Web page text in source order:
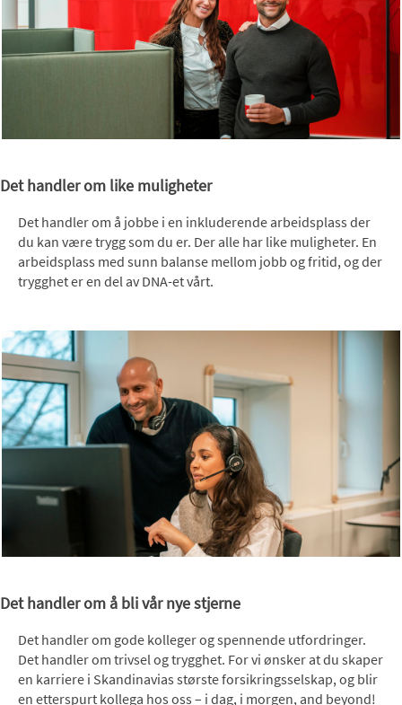
Det handler om like muligheter
Det handler om å jobbe i en inkluderende arbeidsplass der
du kan være trygg som du er. Der alle har like muligheter. En
arbeidsplass med sunn balanse mellom jobb og fritid, og der
trygghet er en del av DNA-et vårt.
Det handler om å bli vår nye stjerne
Det handler om gode kolleger og spennende utfordringer.
Det handler om trivsel og trygghet. For vi ønsker at du skaper
en karriere i Skandinavias største forsikringsselskap, og blir
en etterspurt kollega hos oss – i dag, i morgen, and beyond!